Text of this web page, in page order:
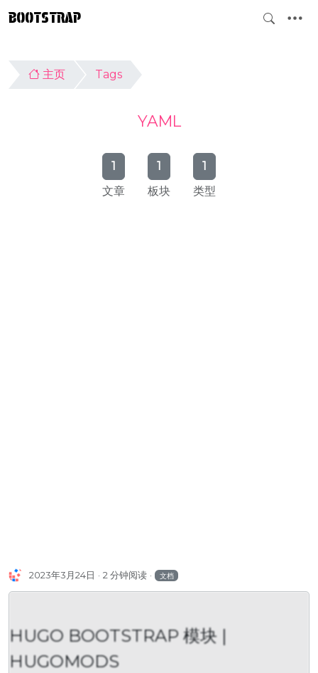
BOOTSTRAP
主页 Tags
YAML
1
文章
1
板块
1
类型
2023年3月24日 2 分钟阅读 文档
HUGO BOOTSTRAP 模块 |
HUGOMODS